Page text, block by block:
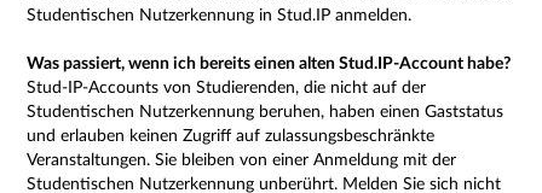
Studentischen Nutzerkennung in Stud.IP anmelden.
Was passiert, wenn ich bereits einen alten Stud.IP-Account habe?
Stud-IP-Accounts von Studierenden, die nicht auf der
Studentischen Nutzerkennung beruhen, haben einen Gaststatus
und erlauben keinen Zugriff auf zulassungsbeschränkte
Veranstaltungen. Sie bleiben von einer Anmeldung mit der
Studentischen Nutzerkennung unberührt. Melden Sie sich nicht